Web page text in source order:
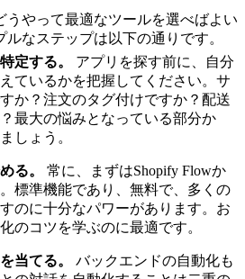
うやって最適なツールを選べばよい
なステップは以下の通りです。
定する。
アプリを探す前に、自分
ているかを把握してください。サ
か？注文のタグ付けですか？配送
最大の悩みとなっている部分か
しょう。
る。
常に、まずはShopify Flowか
標準機能であり、無料で、多くの
のに十分なパワーがあります。お
のコツを学ぶのに最適です。
当てる。
バックエンドの自動化も